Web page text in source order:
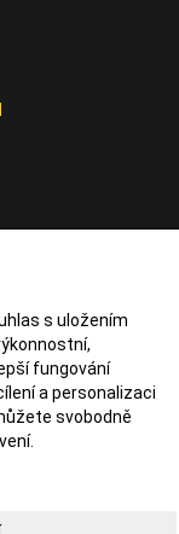
s uložením
fungování
a personalizaci
svobodně